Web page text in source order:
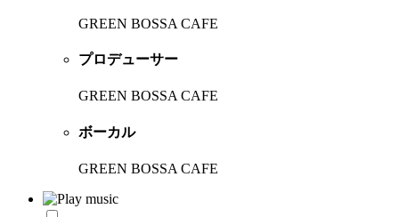
GREEN BOSSA CAFE
プロデューサー
GREEN BOSSA CAFE
ボーカル
GREEN BOSSA CAFE